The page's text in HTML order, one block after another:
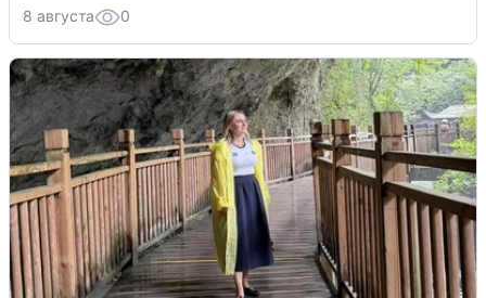
8 августа 0